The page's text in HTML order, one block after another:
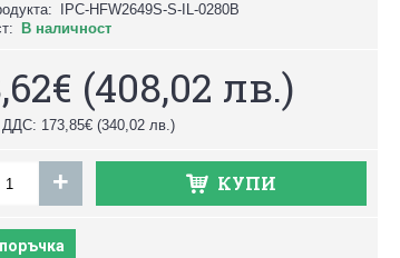
IPC-HFW2649S-S-IL-0280B
В наличност
(408,02 лв.)
ДДС: 173,85€ (340,02 лв.)
+ КУПИ